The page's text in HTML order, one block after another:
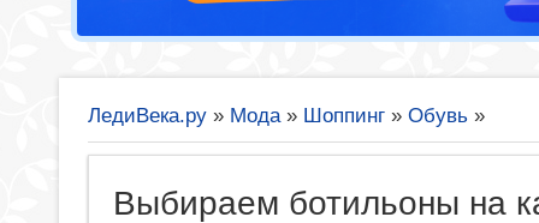
ЛедиВека.ру » Мода» Шоппинг » Обувь »
Выбираем ботильоны на